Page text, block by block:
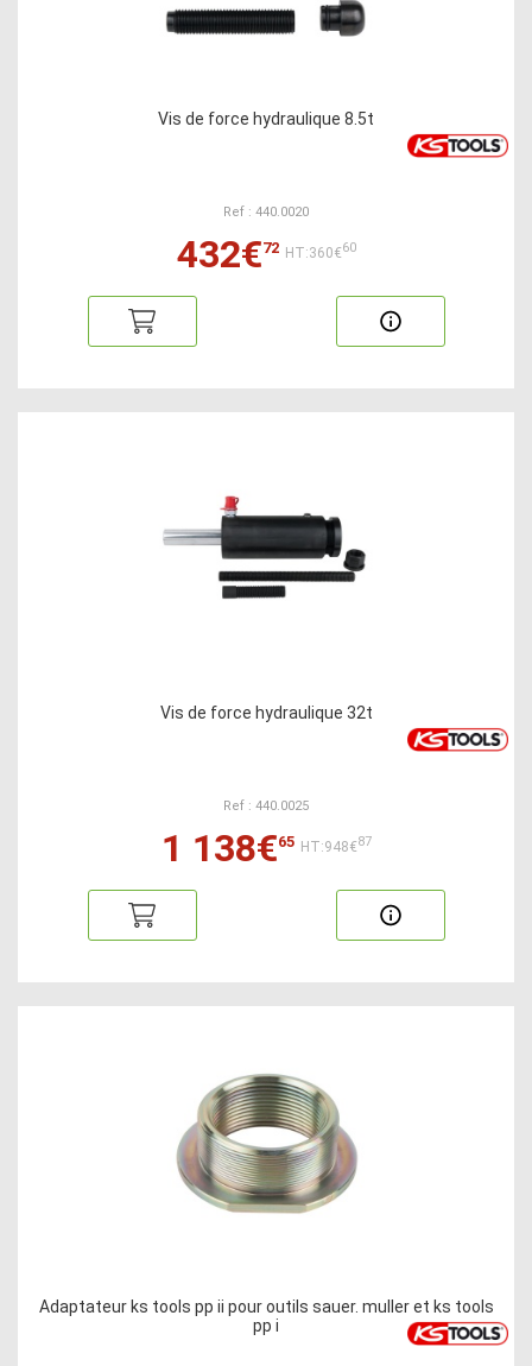
Vis de force hydraulique 8.5t
Ref : 440.0020
432€72 HT:360€60
Vis de force hydraulique 32t
Ref : 440.0025
1 138€65 HT:948€87
Adaptateur ks tools pp ii pour outils sauer. muller et ks tools
pp i